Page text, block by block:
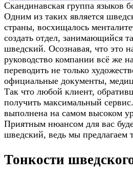
Скандинавская группа языков
Одним из таких является
страны, восхищалось
создать отдел, занимающийся
шведский. Осознавая, что это
руководство компании всё же
переводить не только
официальные документы,
Так что любой клиент,
получить максимальный
выполнена на самом высоком
Приятным нюансом для вас
шведский, ведь мы предлагаем
Тонкости